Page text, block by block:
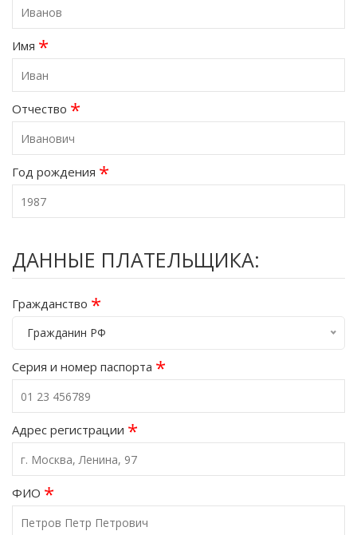
Имя *
Отчество *
Год рождения *
ДАННЫЕ ПЛАТЕЛЬЩИКА:
Гражданство *
Гражданин РФ
Серия и номер паспорта *
Адрес регистрации *
ФИО *